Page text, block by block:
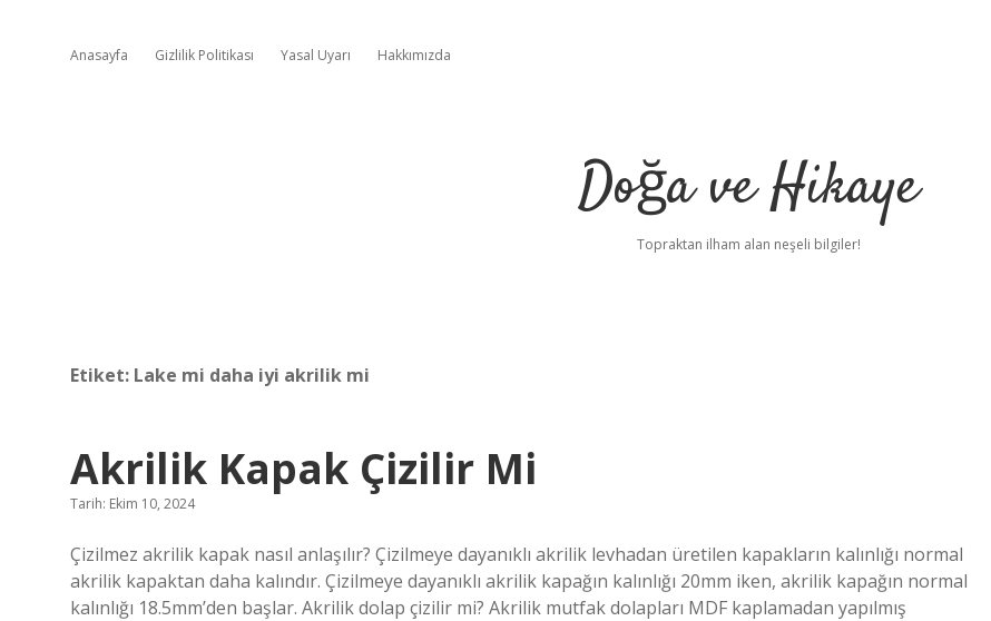
Anasayfa Gizlilik Politikası Yasal Uyarı Hakkımızda
Doğa ve Hikaye
Topraktan ilham alan neşeli bilgiler!
Etiket: Lake mi daha iyi akrilik mi
Akrilik Kapak Çizilir Mi
Tarih: Ekim 10, 2024
Çizilmez akrilik kapak nasıl anlaşılır? Çizilmeye dayanıklı akrilik levhadan üretilen kapakların kalınlığı normal
akrilik kapaktan daha kalındır. Çizilmeye dayanıklı akrilik kapağın kalınlığı 20mm iken, akrilik kapağın normal
kalınlığı 18.5mm’den başlar. Akrilik dolap çizilir mi? Akrilik mutfak dolapları MDF kaplamadan yapılmış